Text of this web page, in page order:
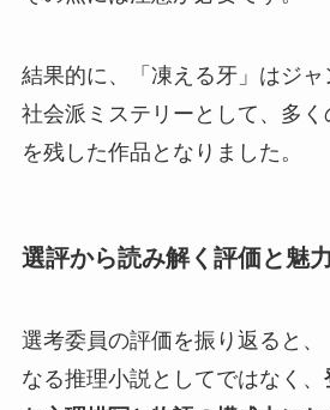
結果的に、「凍える牙」はジ
社会派ミステリーとして、多く
を残した作品となりました。
選評から読み解く評価と魅力
選考委員の評価を振り返ると
なる推理小説としてではなく、